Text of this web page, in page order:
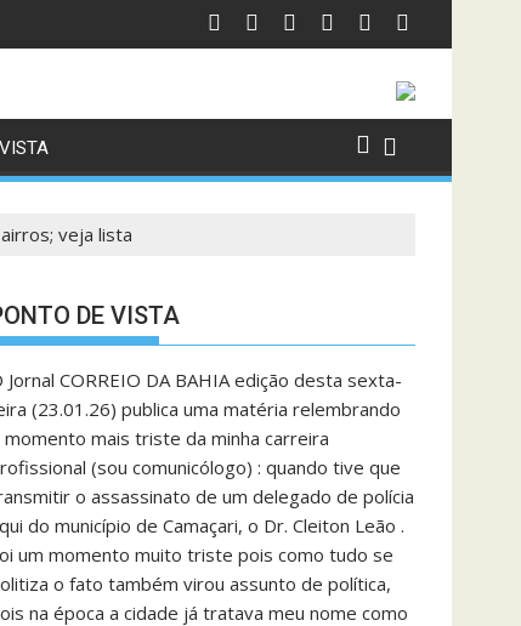
veja lista
DE VISTA
Jornal CORREIO DA BAHIA edição desta sexta-
(23.01.26) publica uma matéria relembrando
momento mais triste da minha carreira
(sou comunicólogo) : quando tive que
o assassinato de um delegado de polícia
do município de Camaçari, o Dr. Cleiton Leão .
um momento muito triste pois como tudo se
o fato também virou assunto de política,
na época a cidade já tratava meu nome como